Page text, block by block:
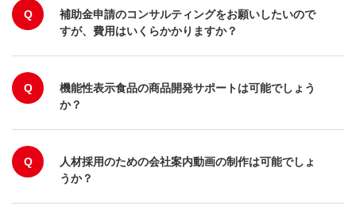
Q
補助金申請のコンサルティングをお願いしたいので
すが、費用はいくらかかりますか？
Q
機能性表示食品の商品開発サポートは可能でしょう
か？
Q
人材採用のための会社案内動画の制作は可能でしょ
うか？